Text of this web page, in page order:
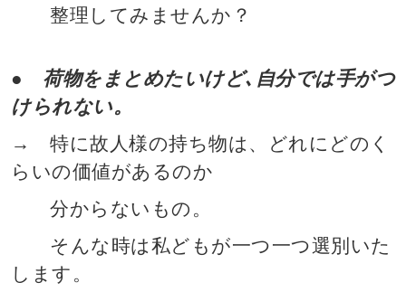
整理してみませんか？
● 荷物をまとめたいけど､自分では手がつ
けられない。
→ 特に故人様の持ち物は、どれにどのく
らいの価値があるのか
分からないもの。
そんな時は私どもが一つ一つ選別いた
します。